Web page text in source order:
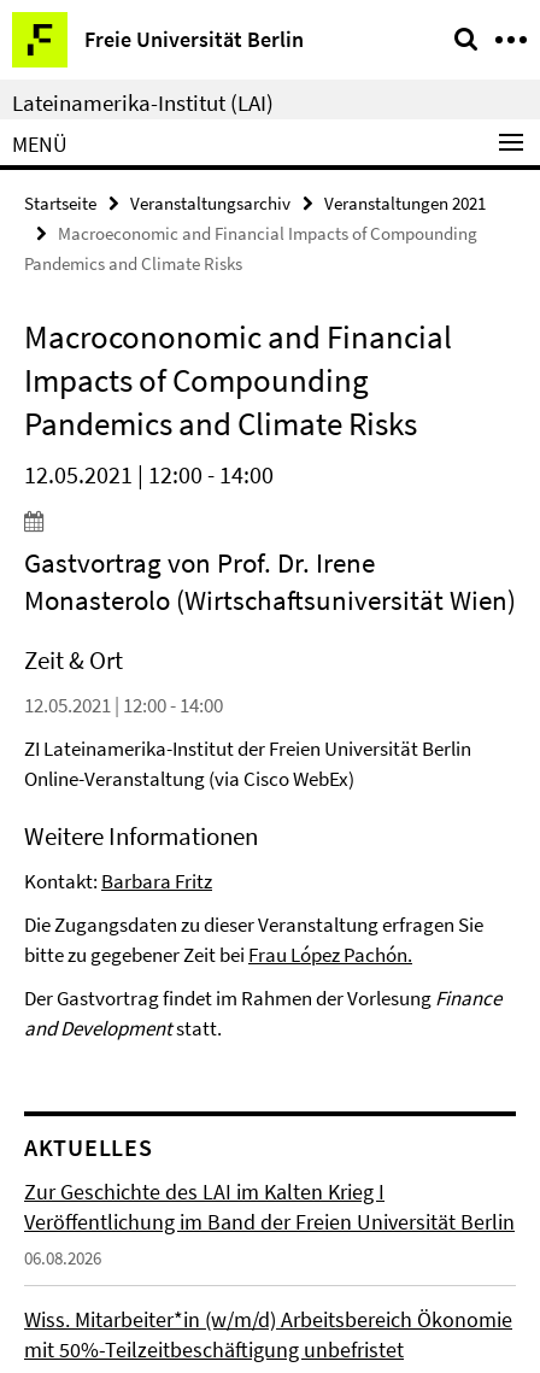
Springe
direkt
zu
Inhalt
Freie Universität Berlin
Service-
Navigation
Lateinamerika-Institut (LAI)
MENÜ
Startseite Veranstaltungsarchiv
Veranstaltungen 2021
Macroeconomic and Financial Impacts of Compounding
Pandemics and Climate Risks
Macrocononomic and Financial
Impacts of Compounding
Pandemics and Climate Risks
12.05.2021 | 12:00 - 14:00
Gastvortrag von Prof. Dr. Irene
Monasterolo (Wirtschaftsuniversität Wien)
Zeit & Ort
12.05.2021 | 12:00 - 14:00
ZI Lateinamerika-Institut der Freien Universität Berlin
Online-Veranstaltung (via Cisco WebEx)
Weitere Informationen
Kontakt: Barbara Fritz
Die Zugangsdaten zu dieser Veranstaltung erfragen Sie
bitte zu gegebener Zeit bei Frau López Pachón.
Der Gastvortrag findet im Rahmen der VorlesungFinance
and Developmentstatt.
AKTUELLES
Zur Geschichte des LAI im Kalten Krieg I
Veröffentlichung im Band der Freien Universität Berlin
06.08.2026
Wiss. Mitarbeiter*in (w/m/d) Arbeitsbereich Ökonomie
mit 50%-Teilzeitbeschäftigung unbefristet